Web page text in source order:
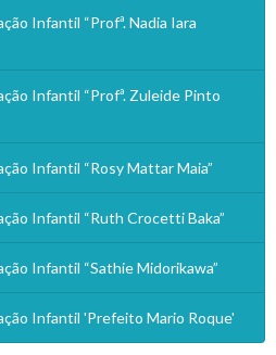
Infantil “Profª. Nadia Iara
Infantil “Profª. Zuleide Pinto
Infantil “Rosy Mattar Maia”
Infantil “Ruth Crocetti Baka”
Infantil “Sathie Midorikawa”
Infantil 'Prefeito Mario Roque'